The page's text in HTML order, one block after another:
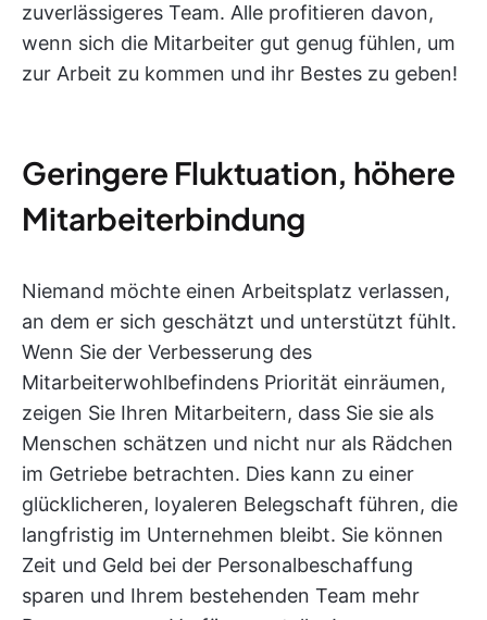
zuverlässigeres Team. Alle profitieren davon,
wenn sich die Mitarbeiter gut genug fühlen, um
zur Arbeit zu kommen und ihr Bestes zu geben!
Geringere Fluktuation, höhere
Mitarbeiterbindung
Niemand möchte einen Arbeitsplatz verlassen,
an dem er sich geschätzt und unterstützt fühlt.
Wenn Sie der Verbesserung des
Mitarbeiterwohlbefindens Priorität einräumen,
zeigen Sie Ihren Mitarbeitern, dass Sie sie als
Menschen schätzen und nicht nur als Rädchen
im Getriebe betrachten. Dies kann zu einer
glücklicheren, loyaleren Belegschaft führen, die
langfristig im Unternehmen bleibt. Sie können
Zeit und Geld bei der Personalbeschaffung
sparen und Ihrem bestehenden Team mehr